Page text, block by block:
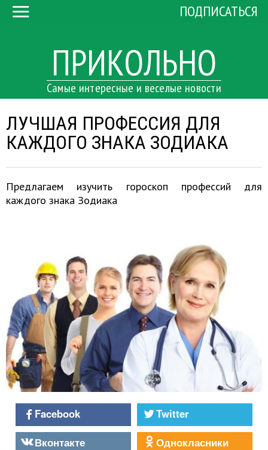
ПРИКОЛЬНО
Самые интересные и веселые новости
ПОДПИСАТЬСЯ
ЛУЧШАЯ ПРОФЕССИЯ ДЛЯ
КАЖДОГО ЗНАКА ЗОДИАКА
Предлагаем изучить гороскоп профессий для
каждого знака Зодиака
Facebook
Twitter
Вконтакте
Однокласники